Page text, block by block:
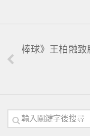
棒球》王柏融致